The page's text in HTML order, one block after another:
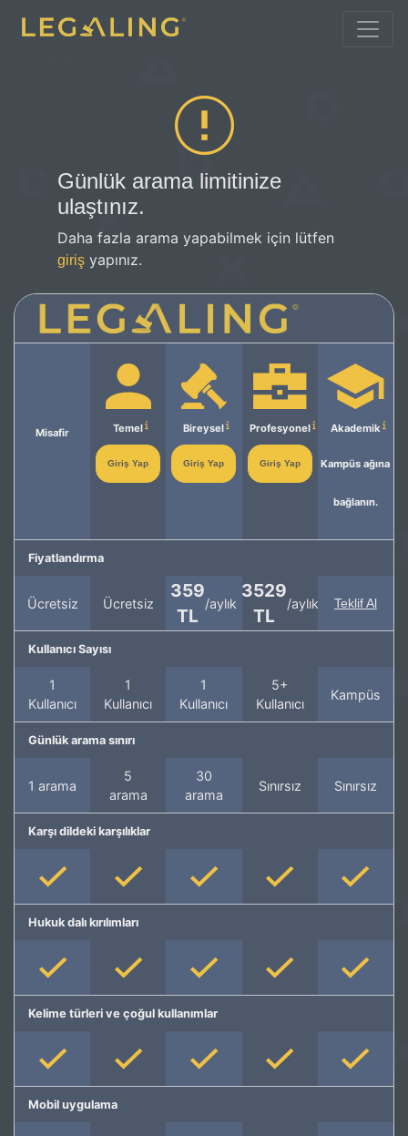
Günlük arama limitinize
ulaştınız.
Daha fazla arama yapabilmek için lütfen
giriş yapınız.
Misafir Temel
Giriş Yap
Bireysel
Giriş Yap
Profesyonel
Giriş Yap
Akademik
Kampüs ağına
bağlanın.
Fiyatlandırma
Ücretsiz Ücretsiz
359
TL
/aylık
3529
TL
/aylık Teklif Al
Kullanıcı Sayısı
1
Kullanıcı
1
Kullanıcı
1
Kullanıcı
5+
Kullanıcı
Kampüs
Günlük arama sınırı
1 arama
5
arama
30
arama
Sınırsız Sınırsız
Karşı dildeki karşılıklar
Hukuk dalı kırılımları
Kelime türleri ve çoğul kullanımlar
Mobil uygulama